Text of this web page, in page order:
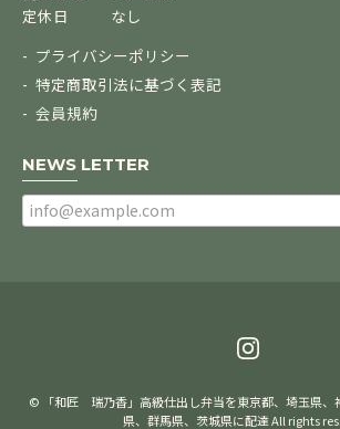
定休日
なし
プライバシーポリシー
特定商取引法に基づく表記
会員規約
NEWS LETTER
© 「和匠 瑞乃香」高級仕出し弁当を東京都、埼玉県、
県、群馬県、茨城県に配達 All rights